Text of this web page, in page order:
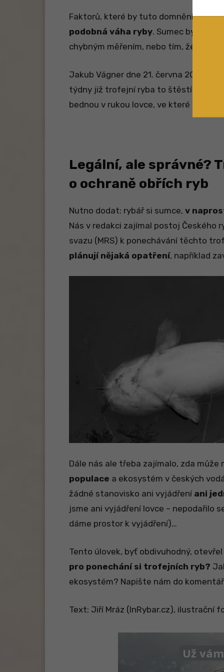
Faktorů, které by tuto domněnku
podobná váha ryby. Sumec byl
chybným měřením, nebo tím, že
Jakub Vágner dne 21. června 2024
týdny již trofejní ryba to štěstí
bednou v rukou lovce, ve které
Legální, ale správné?
o ochraně obřích ryb
Nutno dodat: rybář si sumce, v
Nás v redakci zajímal postoj Českého
svazu (MRS) k ponechávání těchto
plánují nějaká opatření, například
Dále nás ale třeba zajímalo, zda
populace a ekosystém v českých
žádné stanovisko ani vyjádření ani
jsme ani vyjádření lovce – nepodařilo
dáme prostor k vyjádření)…
Tento úlovek, byť obdivuhodný,
pro ponechání si trofejních ryb?
ekosystém? Napište nám do
Text: Jiří Mráz (InRybar.cz), ilustrační
Už